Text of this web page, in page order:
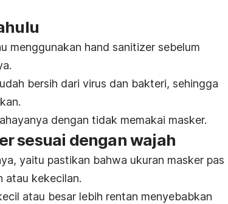
menggunakan hand sanitizer sebelum
bersih dari virus dan bakteri, sehingga
dengan tidak memakai masker.
sesuai dengan wajah
yaitu pastikan bahwa ukuran masker pas
atau kekecilan.
atau besar lebih rentan menyebabkan